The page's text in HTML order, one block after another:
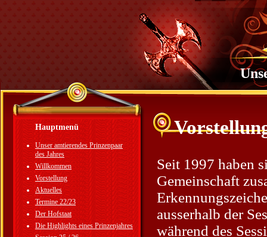
Hauptmenü
Unser amtierendes Prinzenpaar
des Jahres
Willkommen
Vorstellung
Aktuelles
Termine 22/23
Der Hofstaat
Die Highlights eines Prinzenjahres
Seit 1997 haben
Gemeinschaft
ausserhalb der
während des